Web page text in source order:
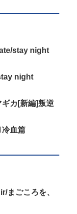
stay night
night
カ[新編]叛逆
血篇
まごころを、